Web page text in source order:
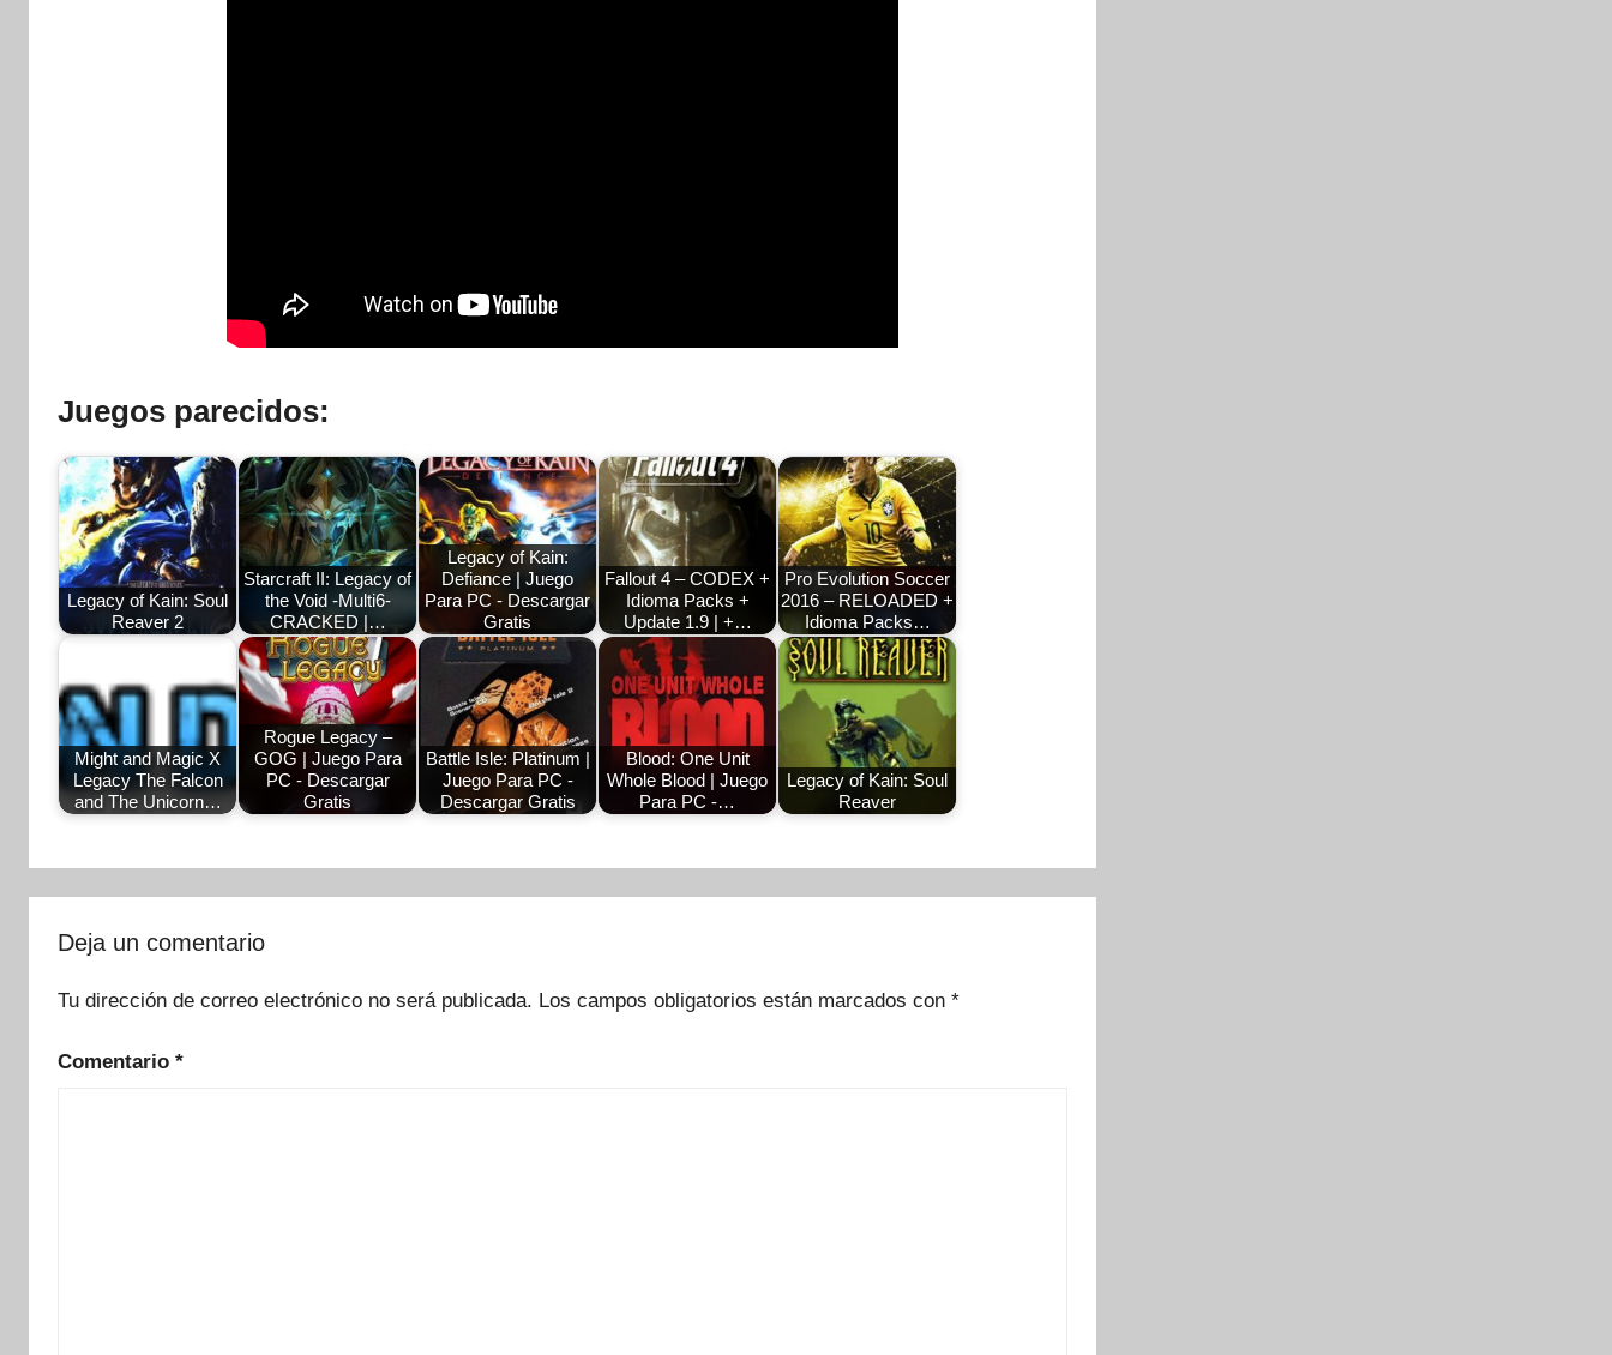
Juegos parecidos:
Legacy of Kain: Soul
Reaver 2
Starcraft II: Legacy of
the Void -Multi6-
CRACKED |…
Legacy of Kain:
Defiance | Juego
Para PC - Descargar
Gratis
Fallout 4 – CODEX +
Idioma Packs +
Update 1.9 | +…
Pro Evolution Soccer
2016 – RELOADED +
Idioma Packs…
Might and Magic X
Legacy The Falcon
and The Unicorn…
Rogue Legacy –
GOG | Juego Para
PC - Descargar
Gratis
Battle Isle: Platinum |
Juego Para PC -
Descargar Gratis
Blood: One Unit
Whole Blood | Juego
Para PC -…
Legacy of Kain: Soul
Reaver
Deja un comentario
Tu dirección de correo electrónico no será publicada. Los campos obligatorios están marcados con *
Comentario *